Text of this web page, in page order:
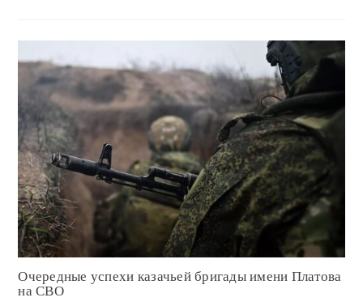
Читать
Очередные успехи казачьей бригады имени Платова
на СВО